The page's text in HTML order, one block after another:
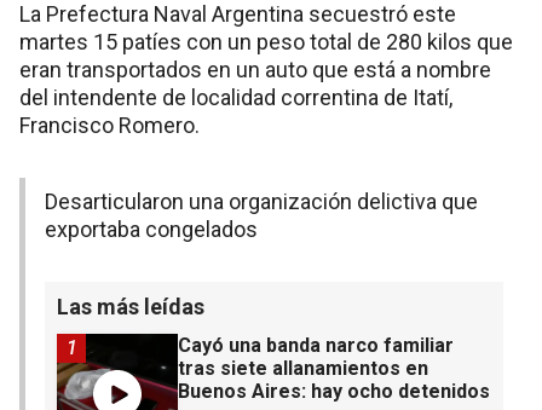
La Prefectura Naval Argentina secuestró este
martes 15 patíes con un peso total de 280 kilos que
eran transportados en un auto que está a nombre
del intendente de localidad correntina de Itatí,
Francisco Romero.
Desarticularon una organización delictiva que
exportaba congelados
Las más leídas
Cayó una banda narco familiar
tras siete allanamientos en
Buenos Aires: hay ocho detenidos
1